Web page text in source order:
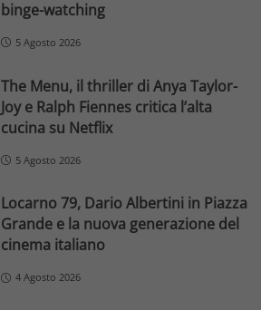
binge-watching
5 Agosto 2026
The Menu, il thriller di Anya Taylor-
Joy e Ralph Fiennes critica l’alta
cucina su Netflix
5 Agosto 2026
Locarno 79, Dario Albertini in Piazza
Grande e la nuova generazione del
cinema italiano
4 Agosto 2026